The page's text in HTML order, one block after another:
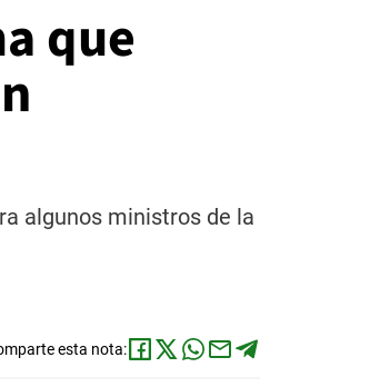
que
algunos ministros de la
esta nota: